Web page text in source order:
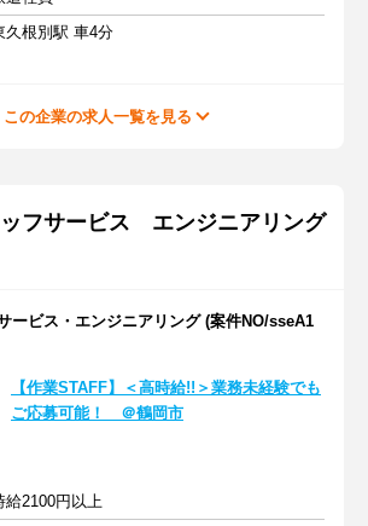
久根別駅 車4分
この企業の求人一覧を見る
フサービス エンジニアリング
ービス・エンジニアリング (案件NO/sseA1
【作業STAFF】＜高時給!!＞業務未経験でも
ご応募可能！ ＠鶴岡市
給2100円以上